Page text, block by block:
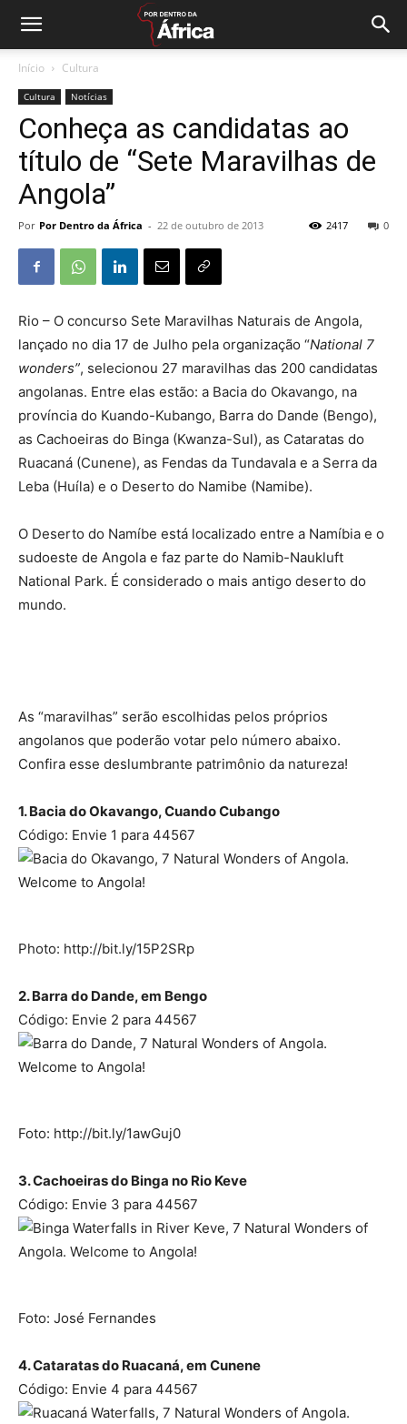
Início Cultura
Cultura Notícias
Conheça as candidatas ao
título de “Sete Maravilhas de
Angola”
Por Por Dentro da África - 22 de outubro de 2013 0
2417
Rio – O concurso Sete Maravilhas Naturais de Angola,
lançado no dia 17 de Julho pela organização “National 7
wonders”, selecionou 27 maravilhas das 200 candidatas
angolanas. Entre elas estão: a Bacia do Okavango, na
província do Kuando-Kubango, Barra do Dande (Bengo),
as Cachoeiras do Binga (Kwanza-Sul), as Cataratas do
Ruacaná (Cunene), as Fendas da Tundavala e a Serra da
Leba (Huíla) e o Deserto do Namibe (Namibe).
O Deserto do Namíbe está localizado entre a Namíbia e o
sudoeste de Angola e faz parte do Namib-Naukluft
National Park. É considerado o mais antigo deserto do
mundo.
As “maravilhas” serão escolhidas pelos próprios
angolanos que poderão votar pelo número abaixo.
Confira esse deslumbrante patrimônio da natureza!
1. Bacia do Okavango, Cuando Cubango
Código: Envie 1 para 44567
Photo: http://bit.ly/15P2SRp
2. Barra do Dande, em Bengo
Código: Envie 2 para 44567
Foto: http://bit.ly/1awGuj0
3. Cachoeiras do Binga no Rio Keve
Código: Envie 3 para 44567
Foto: José Fernandes
4. Cataratas do Ruacaná, em Cunene
Código: Envie 4 para 44567